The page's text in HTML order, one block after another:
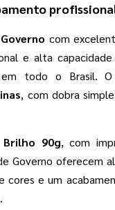
com
e alta
em todo o Brasil.
, com dobra
Brilho 90g, com
Governo oferecem
cores e um